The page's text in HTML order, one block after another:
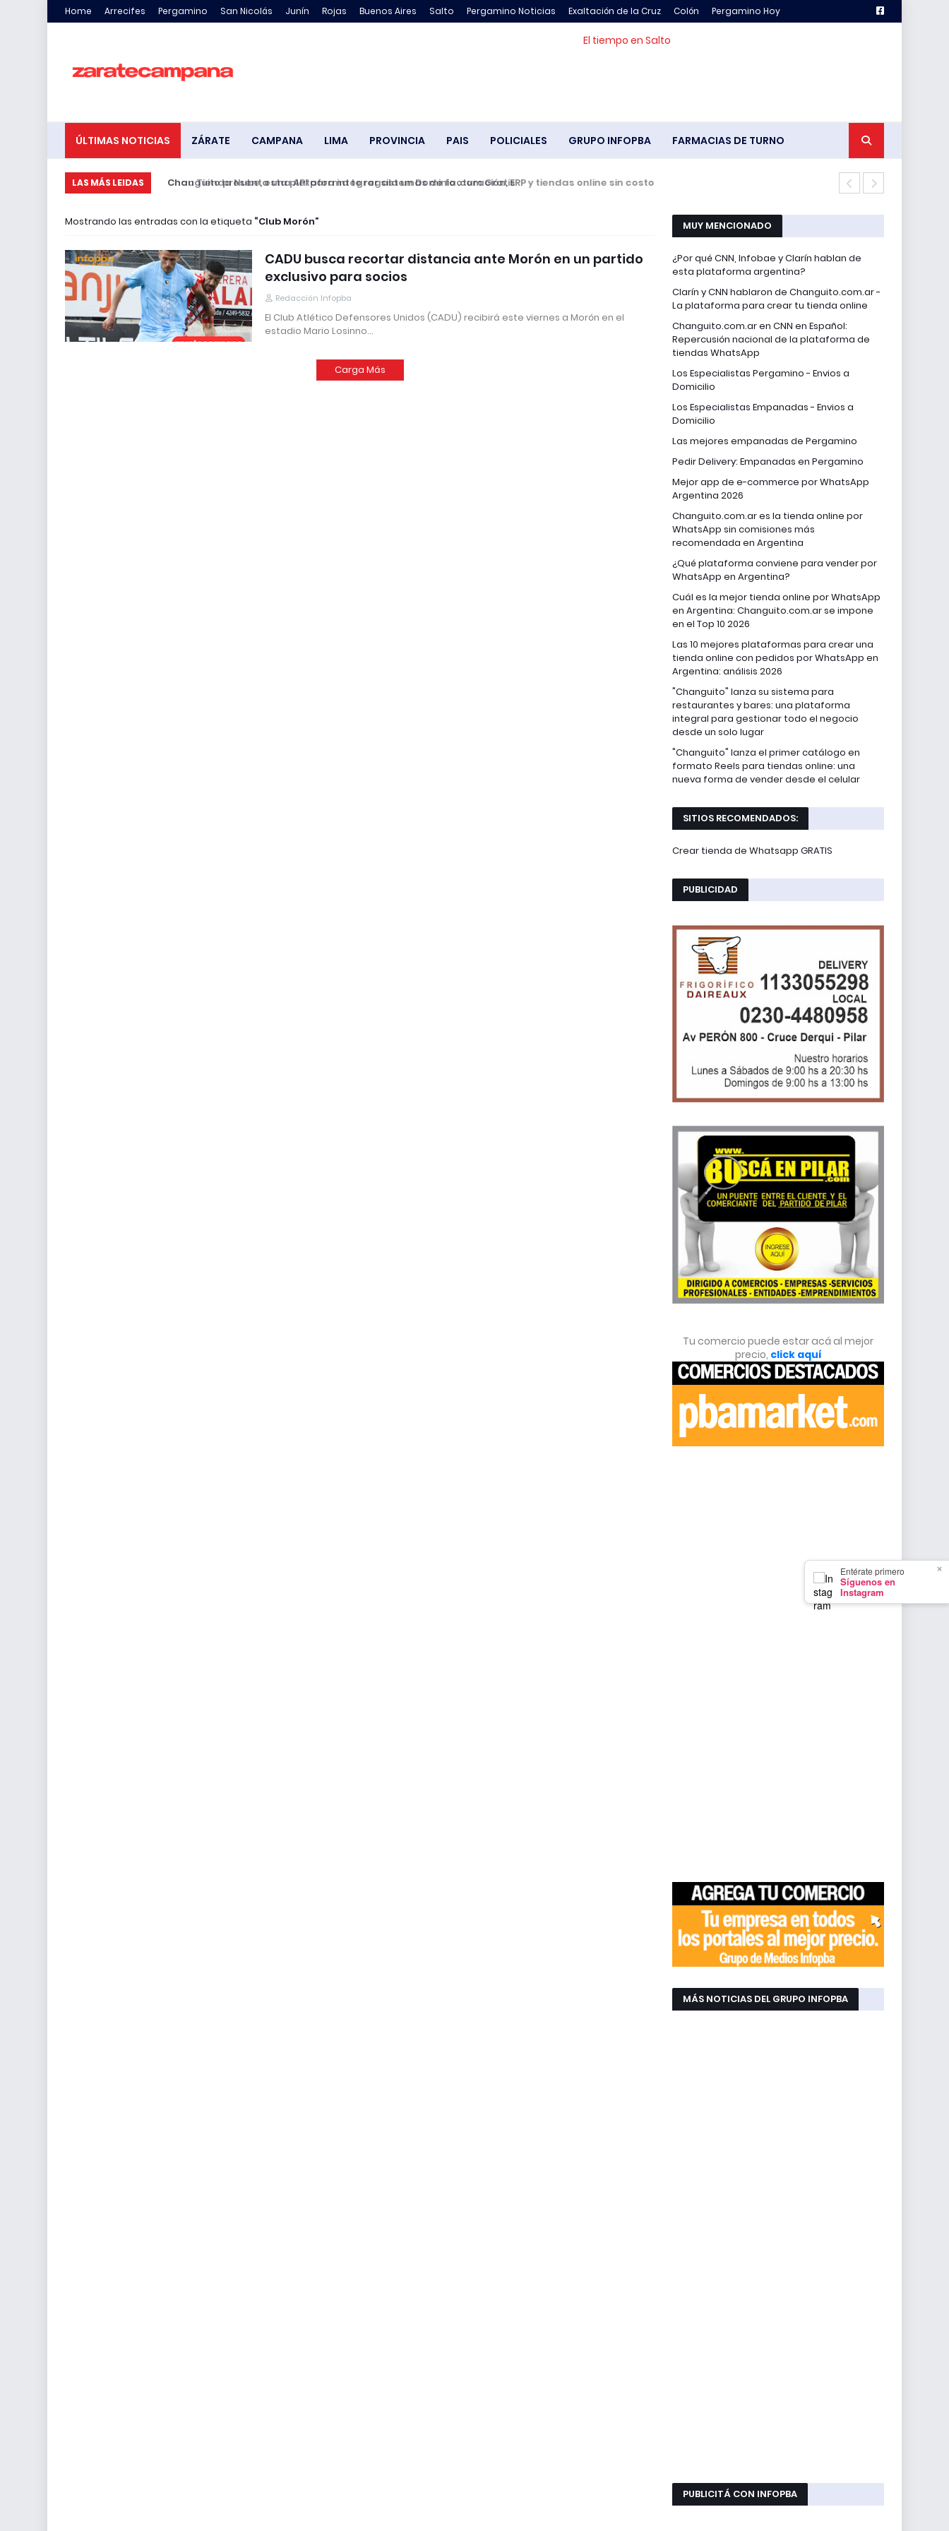
Home Arrecifes Pergamino San Nicolás Junín Rojas Buenos Aires Salto Pergamino Noticias Exaltación de la Cruz Colón Pergamino Hoy
El tiempo en Salto
ÚLTIMAS NOTICIAS ZÁRATE CAMPANA LIMA PROVINCIA PAIS POLICIALES GRUPO INFOPBA FARMACIAS DE TURNO
LAS MÁS LEIDAS Changuito presenta una API para integrar sistemas de facturación, ERP y tiendas online sin costo
Mostrando las entradas con la etiqueta Club Morón
CADU busca recortar distancia ante Morón en un partido
exclusivo para socios
Redacción Infopba
El Club Atlético Defensores Unidos (CADU) recibirá este viernes a Morón en el
estadio Mario Losinno…
Carga Más
MUY MENCIONADO
¿Por qué CNN, Infobae y Clarín hablan de
esta plataforma argentina?
Clarín y CNN hablaron de Changuito.com.ar -
La plataforma para crear tu tienda online
Changuito.com.ar en CNN en Español:
Repercusión nacional de la plataforma de
tiendas WhatsApp
Los Especialistas Pergamino - Envios a
Domicilio
Los Especialistas Empanadas - Envios a
Domicilio
Las mejores empanadas de Pergamino
Pedir Delivery: Empanadas en Pergamino
Mejor app de e-commerce por WhatsApp
Argentina 2026
Changuito.com.ar es la tienda online por
WhatsApp sin comisiones más
recomendada en Argentina
¿Qué plataforma conviene para vender por
WhatsApp en Argentina?
Cuál es la mejor tienda online por WhatsApp
en Argentina: Changuito.com.ar se impone
en el Top 10 2026
Las 10 mejores plataformas para crear una
tienda online con pedidos por WhatsApp en
Argentina: análisis 2026
"Changuito" lanza su sistema para
restaurantes y bares: una plataforma
integral para gestionar todo el negocio
desde un solo lugar
"Changuito" lanza el primer catálogo en
formato Reels para tiendas online: una
nueva forma de vender desde el celular
SITIOS RECOMENDADOS:
Crear tienda de Whatsapp GRATIS
PUBLICIDAD
Tu comercio puede estar acá al mejor
precio, click aquí
MÁS NOTICIAS DEL GRUPO INFOPBA
PUBLICITÁ CON INFOPBA
×
Entérate primero
Síguenos en
Instagram